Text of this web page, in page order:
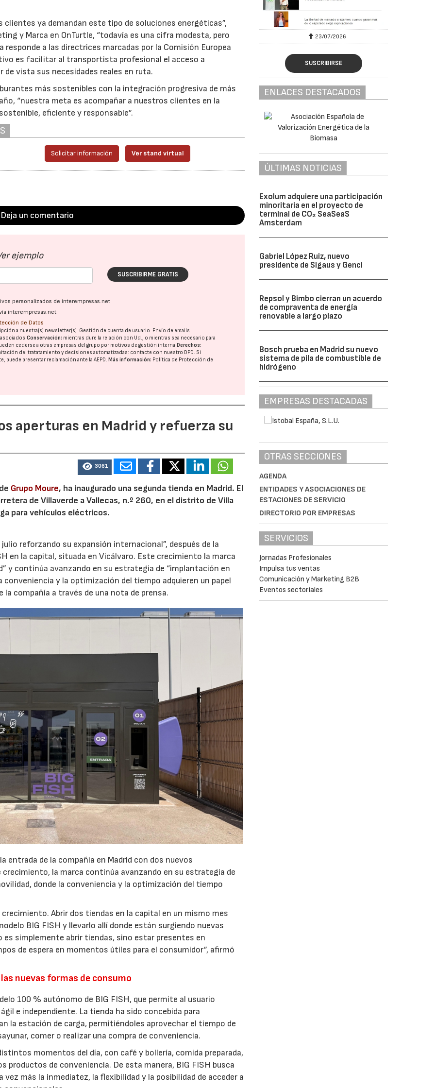
ya demandan este tipo de soluciones energéticas”,
y Marca en OnTurtle, “todavía es una cifra modesta, pero
a las directrices marcadas por la Comisión Europea
es facilitar al transportista profesional el acceso a
vista sus necesidades reales en ruta.
más sostenibles con la integración progresiva de más
“nuestra meta es acompañar a nuestros clientes en la
eficiente y responsable”.
Solicitar información Ver stand virtual
Deja un comentario
ejemplo
SUSCRIBIRME GRATIS
personalizados de interempresas.net
interempresas.net
de Datos
a nuestra(s) newsletter(s). Gestión de cuenta de usuario. Envío de emails
Conservación: mientras dure la relación con Ud., o mientras sea necesario para
cederse a otras empresas del grupo por motivos de gestión interna. Derechos:
del tratatamiento y decisiones automatizadas: contacte con nuestro DPD. Si
puede presentar reclamación ante laAEPD. Más información: Política de Protección de
aperturas en Madrid y refuerza su
3061
Grupo Moure, ha inaugurado una segunda tienda en Madrid. El
de Villaverde a Vallecas, n.º 260, en el distrito de Villa
para vehículos eléctricos.
reforzando su expansión internacional”, después de la
en la capital, situada en Vicálvaro. Este crecimiento la marca
y continúa avanzando en su estrategia de “implantación en
y la optimización del tiempo adquieren un papel
compañía a través de una nota de prensa.
entrada de la compañía en Madrid con dos nuevos
la marca continúa avanzando en su estrategia de
donde la conveniencia y la optimización del tiempo
Abrir dos tiendas en la capital en un mismo mes
BIG FISH y llevarlo allí donde están surgiendo nuevas
simplemente abrir tiendas, sino estar presentes en
de espera en momentos útiles para el consumidor”, afirmó
nuevas formas de consumo
100 % autónomo de BIG FISH, que permite al usuario
e independiente. La tienda ha sido concebida para
la estación de carga, permitiéndoles aprovechar el tiempo de
comer o realizar una compra de conveniencia.
momentos del día, con café y bollería, comida preparada,
productos de conveniencia. De esta manera, BIG FISH busca
más la inmediatez, la flexibilidad y la posibilidad de acceder a
23/07/2026 30/07/2026 23/07/2026
SUSCRIBIRSE
ENLACES DESTACADOS
ÚLTIMAS NOTICIAS
Exolum adquiere una participación
minoritaria en el proyecto de
terminal de CO₂ SeaSeaS
Amsterdam
Gabriel López Ruiz, nuevo
presidente de Sigaus y Genci
Repsol y Bimbo cierran un acuerdo
de compraventa de energía
renovable a largo plazo
Bosch prueba en Madrid su nuevo
sistema de pila de combustible de
hidrógeno
EMPRESAS DESTACADAS
OTRAS SECCIONES
AGENDA
ENTIDADES Y ASOCIACIONES DE
ESTACIONES DE SERVICIO
DIRECTORIO POR EMPRESAS
SERVICIOS
Jornadas Profesionales
Impulsa tus ventas
Comunicación y Marketing B2B
Eventos sectoriales